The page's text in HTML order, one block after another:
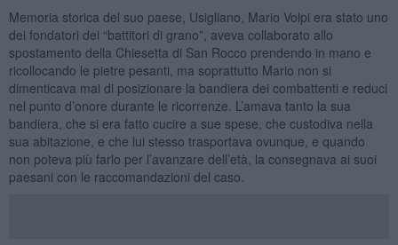
Memoria storica del suo paese, Usigliano, Mario Volpi era stato uno
dei fondatori dei “battitori di grano”, aveva collaborato allo
spostamento della Chiesetta di San Rocco prendendo in mano e
ricollocando le pietre pesanti, ma soprattutto Mario non si
dimenticava mai di posizionare la bandiera dei combattenti e reduci
nel punto d’onore durante le ricorrenze. L’amava tanto la sua
bandiera, che si era fatto cucire a sue spese, che custodiva nella
sua abitazione, e che lui stesso trasportava ovunque, e quando
non poteva più farlo per l’avanzare dell’età, la consegnava ai suoi
paesani con le raccomandazioni del caso.